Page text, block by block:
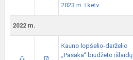
2023 m. I ketv.
2022 m.
Kauno lopšelio-darželio
„Pasaka“ biudžeto išlaidų